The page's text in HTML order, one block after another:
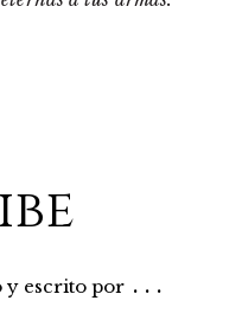
y escrito por ...